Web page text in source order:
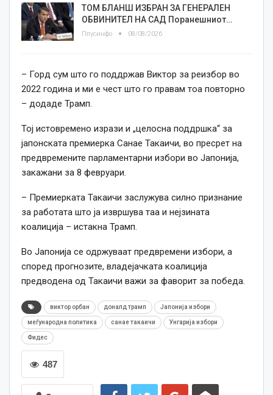
ТОМ БЛАНШ ИЗБРАН ЗА ГЕНЕРАЛЕН
ОБВИНИТЕЛ НА САД Поранешниот…
Плусинфо 08/08/2026
– Горд сум што го поддржав Виктор за реизбор во
2022 година и ми е чест што го правам тоа повторно
– додаде Трамп.
Тој истовремено изрази и „целосна поддршка“ за
јапонската премиерка Санае Такаичи, во пресрет на
предвремените парламентарни избори во Јапонија,
закажани за 8 февруари.
– Премиерката Такаичи заслужува силно признание
за работата што ја извршува таа и нејзината
коалиција – истакна Трамп.
Во Јапонија се одржуваат предвремени избори, а
според прогнозите, владејачката коалиција
предводена од Такаичи важи за фаворит за победа.
виктор орбан доналд трамп Јапонија избори
меѓународна политика санае такаичи Унгарија избори
Фидес
487